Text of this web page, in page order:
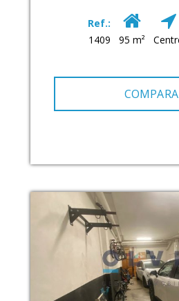
Ref.:
1409
95 m²